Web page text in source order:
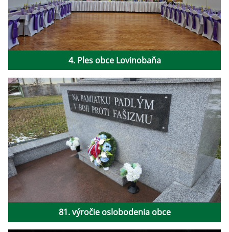
4. Ples obce Lovinobaňa
81. výročie oslobodenia obce